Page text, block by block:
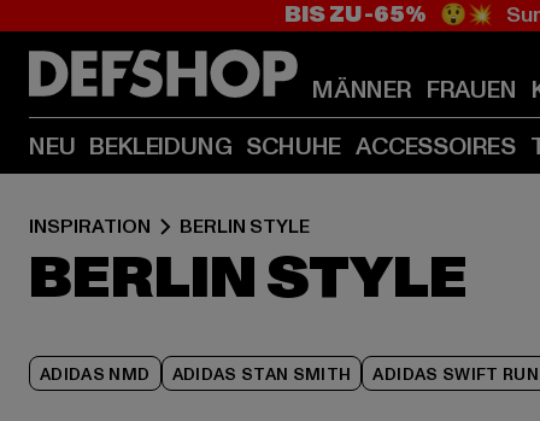
BIS ZU -65% 😲💥
MÄNNER FRAUEN
NEU BEKLEIDUNG SCHUHE ACCESSOIRES
INSPIRATION BERLIN STYLE
BERLIN STYLE
ADIDAS NMD ADIDAS STAN SMITH ADIDAS SWIFT RUN